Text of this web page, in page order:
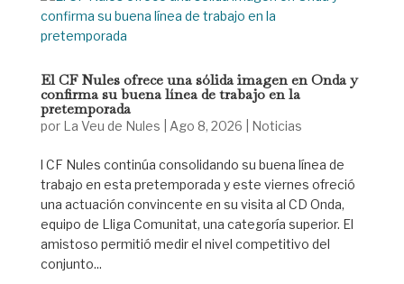
El CF Nules ofrece una sólida imagen en Onda y
confirma su buena línea de trabajo en la
pretemporada
por La Veu de Nules Ago 8, 2026 Noticias
l CF Nules continúa consolidando su buena línea de
trabajo en esta pretemporada y este viernes ofreció
una actuación convincente en su visita al CD Onda,
equipo de Lliga Comunitat, una categoría superior. El
amistoso permitió medir el nivel competitivo del
conjunto...